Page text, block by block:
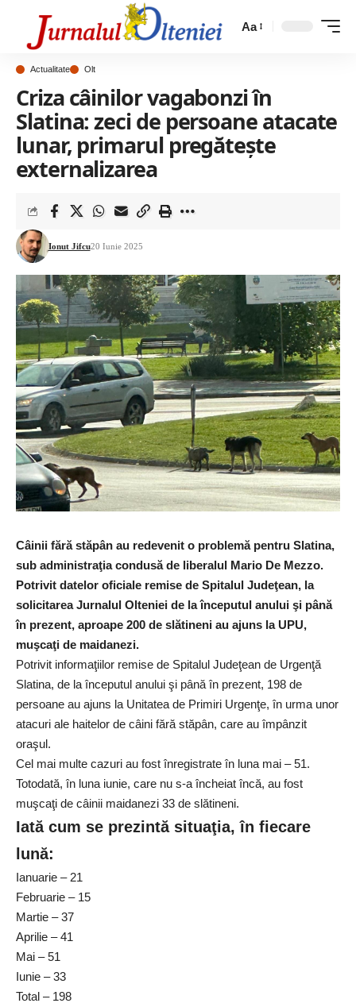
Aa
Actualitate Olt
Criza câinilor vagabonzi în
Slatina: zeci de persoane atacate
lunar, primarul pregătește
externalizarea
Ionut Jifcu20 Iunie 2025
Câinii fără stăpân au redevenit o problemă pentru Slatina,
sub administraţia condusă de liberalul Mario De Mezzo.
Potrivit datelor oficiale remise de Spitalul Judeţean, la
solicitarea Jurnalul Olteniei de la începutul anului şi până
în prezent, aproape 200 de slătineni au ajuns la UPU,
muşcaţi de maidanezi.
Potrivit informaţiilor remise de Spitalul Judeţean de Urgenţă
Slatina, de la începutul anului şi până în prezent, 198 de
persoane au ajuns la Unitatea de Primiri Urgenţe, în urma unor
atacuri ale haitelor de câini fără stăpân, care au împânzit
oraşul.
Cel mai multe cazuri au fost înregistrate în luna mai – 51.
Totodată, în luna iunie, care nu s-a încheiat încă, au fost
muşcaţi de câinii maidanezi 33 de slătineni.
Iată cum se prezintă situaţia, în fiecare
lună:
Ianuarie – 21
Februarie – 15
Martie – 37
Aprilie – 41
Mai – 51
Iunie – 33
Total – 198